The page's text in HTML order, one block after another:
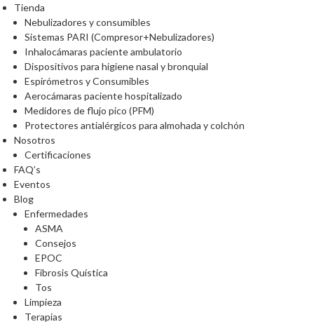
Tienda
Nebulizadores y consumibles
Sistemas PARI (Compresor+Nebulizadores)
Inhalocámaras paciente ambulatorio
Dispositivos para higiene nasal y bronquial
Espirómetros y Consumibles
Aerocámaras paciente hospitalizado
Medidores de flujo pico (PFM)
Protectores antialérgicos para almohada y colchón
Nosotros
Certificaciones
FAQ’s
Eventos
Blog
Enfermedades
ASMA
Consejos
EPOC
Fibrosis Quística
Tos
Limpieza
Terapias